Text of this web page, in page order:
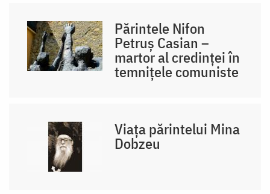
Părintele Nifon
Petruș Casian –
martor al credinței în
temnițele comuniste
Viața părintelui Mina
Dobzeu